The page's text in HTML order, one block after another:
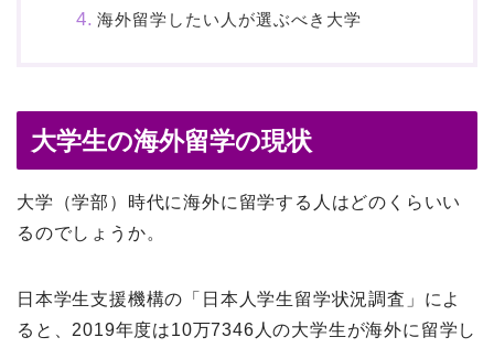
海外留学したい人が選ぶべき大学
大学生の海外留学の現状
大学（学部）時代に海外に留学する人はどのくらいい
るのでしょうか。
日本学生支援機構の「日本人学生留学状況調査」によ
ると、2019年度は10万7346人の大学生が海外に留学し